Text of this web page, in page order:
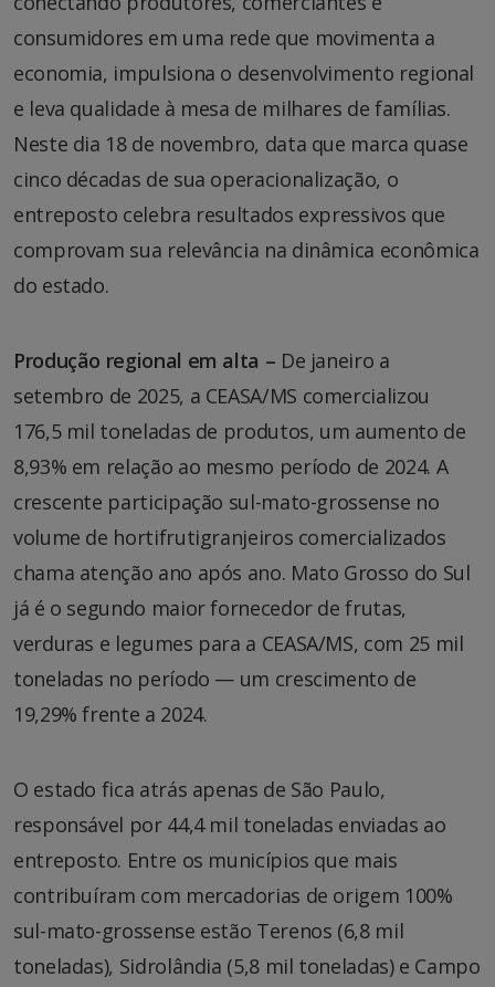
consumidores em uma rede que movimenta a
economia, impulsiona o desenvolvimento regional
e leva qualidade à mesa de milhares de famílias.
Neste dia 18 de novembro, data que marca quase
cinco décadas de sua operacionalização, o
entreposto celebra resultados expressivos que
comprovam sua relevância na dinâmica econômica
do estado.
Produção regional em alta – De janeiro a
setembro de 2025, a CEASA/MS comercializou
176,5 mil toneladas de produtos, um aumento de
8,93% em relação ao mesmo período de 2024. A
crescente participação sul-mato-grossense no
volume de hortifrutigranjeiros comercializados
chama atenção ano após ano. Mato Grosso do Sul
já é o segundo maior fornecedor de frutas,
verduras e legumes para a CEASA/MS, com 25 mil
toneladas no período — um crescimento de
19,29% frente a 2024.
O estado fica atrás apenas de São Paulo,
responsável por 44,4 mil toneladas enviadas ao
entreposto. Entre os municípios que mais
contribuíram com mercadorias de origem 100%
sul-mato-grossense estão Terenos (6,8 mil
toneladas), Sidrolândia (5,8 mil toneladas) e Campo